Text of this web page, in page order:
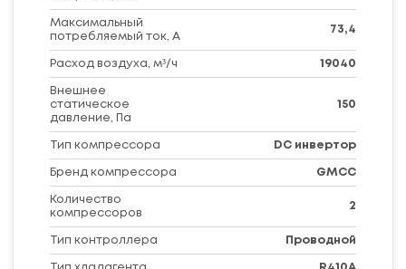
Максимальный
потребляемый ток, А
73,4
Расход воздуха, м³/ч 19040
Внешнее
статическое
давление, Па
150
Тип компрессора DC инвертор
Бренд компрессора GMCC
Количество
компрессоров
2
Тип контроллера Проводной